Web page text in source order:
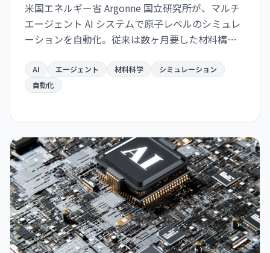
米国エネルギー省 Argonne 国立研究所が、マルチ
エージェント AI システムで原子レベルのシミュレ
ーションを自動化。従来は数ヶ月要した材料構造
航空宇宙・電子部品分野での新材料開発が急速化
する見通し。
AI エージェント 材料科学
シミュレーション
自動化